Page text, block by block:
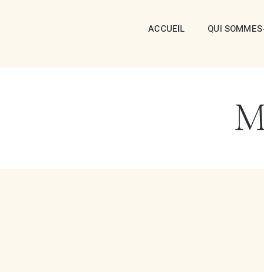
ACCUEIL QUI